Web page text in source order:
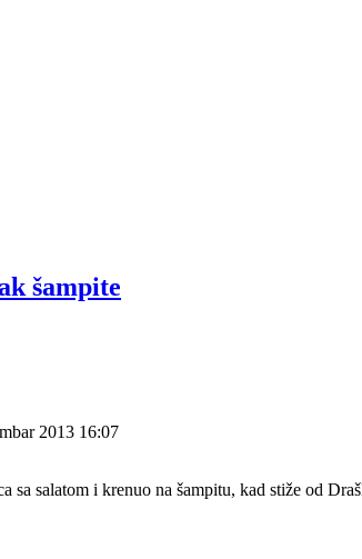
šampite
2013 16:07
sa salatom i krenuo na šampitu, kad stiže od